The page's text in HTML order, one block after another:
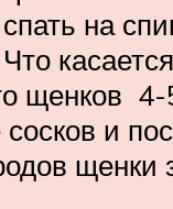
на
щенков
и
щенки